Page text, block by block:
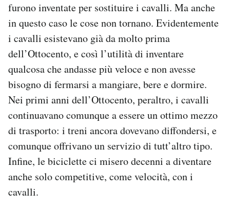
furono inventate per sostituire i cavalli. Ma anche
in questo caso le cose non tornano. Evidentemente
i cavalli esistevano già da molto prima
dell’Ottocento, e così l’utilità di inventare
qualcosa che andasse più veloce e non avesse
bisogno di fermarsi a mangiare, bere e dormire.
Nei primi anni dell’Ottocento, peraltro, i cavalli
continuavano comunque a essere un ottimo mezzo
di trasporto: i treni ancora dovevano diffondersi, e
comunque offrivano un servizio di tutt’altro tipo.
Infine, le biciclette ci misero decenni a diventare
anche solo competitive, come velocità, con i
cavalli.